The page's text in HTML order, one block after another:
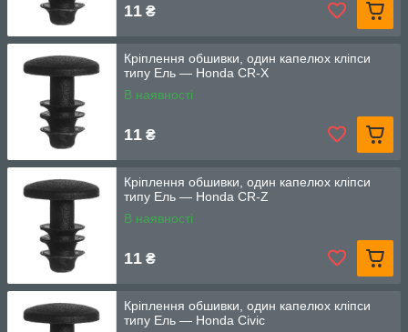
11 ₴
Кріплення обшивки, один капелюх кліпси
типу Ель — Honda CR-X
В наявності
11 ₴
Кріплення обшивки, один капелюх кліпси
типу Ель — Honda CR-Z
В наявності
11 ₴
Кріплення обшивки, один капелюх кліпси
типу Ель — Honda Civic